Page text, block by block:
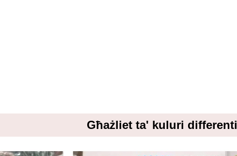
Għażliet ta' kuluri differenti